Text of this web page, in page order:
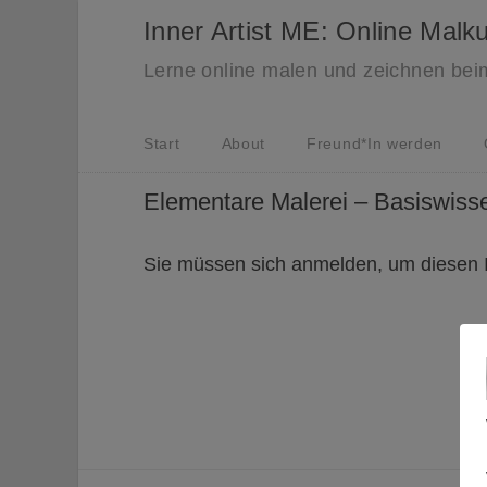
Inner Artist ME: Online
Lerne online malen und zeichnen
Start About Freund*In werden
Elementare Malerei –
Sie müssen sich anmelden, um